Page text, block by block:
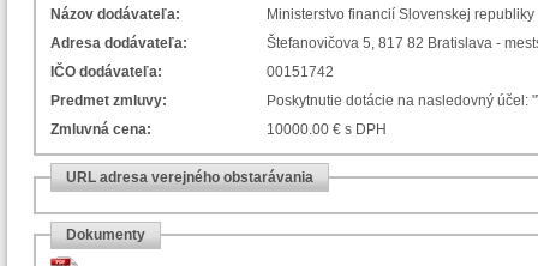
Názov dodávateľa:
Ministerstvo financií Slovenskej republiky
Adresa dodávateľa:
Štefanovičova 5, 817 82 Bratislava -
IČO dodávateľa:
00151742
Predmet zmluvy:
Poskytnutie dotácie na nasledovný účel:
Zmluvná cena:
10000.00 € s DPH
URL adresa verejného obstarávania
Dokumenty